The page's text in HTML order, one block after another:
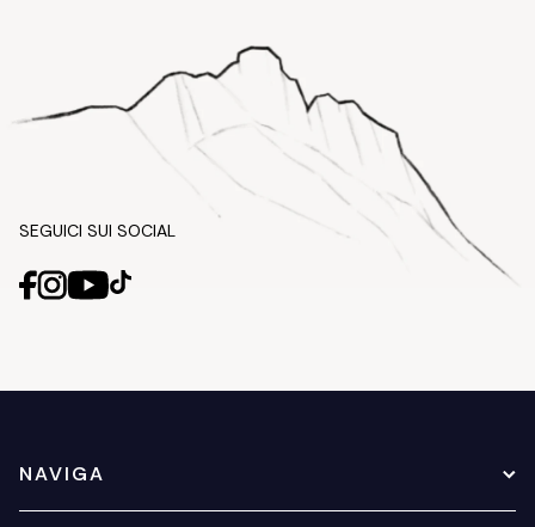
SEGUICI SUI SOCIAL
NAVIGA